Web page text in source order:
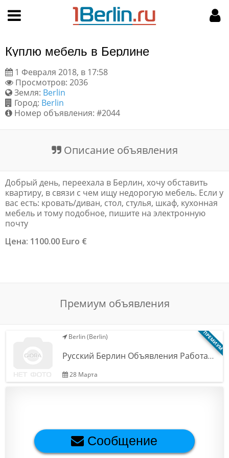
Поиск
Пользовательское соглашение
Правила доски объявлений
Цены на услуги
Помощь
Обратная связь
МОЙ АККАУНТ
Мои объявления
Куплю мебель в Берлине
1 Февраля 2018, в 17:58
Просмотров: 2036
Земля: Berlin
Город: Berlin
Номер объявления: #2044
Описание объявления
Добрый день, переехала в Берлин, хочу обставить
квартиру, в связи с чем ищу недорогую мебель. Если у
вас есть: кровать/диван, стол, стулья, шкаф, кухонная
мебель и тому подобное, пишите на электронную
почту
Цена: 1100.00 Euro €
Премиум объявления
ПРЕМИУМ
Berlin (Berlin)
Русский Берлин Объявления Работа…
28 Марта
Сообщение